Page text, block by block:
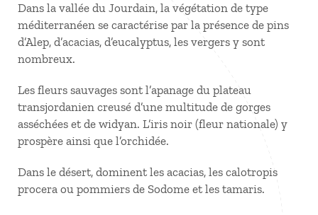
Dans la vallée du Jourdain, la végétation de type
méditerranéen se caractérise par la présence de pins
d’Alep, d’acacias, d’eucalyptus, les vergers y sont
nombreux.
Les fleurs sauvages sont l’apanage du plateau
transjordanien creusé d’une multitude de gorges
asséchées et de widyan. L’iris noir (fleur nationale) y
prospère ainsi que l’orchidée.
Dans le désert, dominent les acacias, les calotropis
procera ou pommiers de Sodome et les tamaris.